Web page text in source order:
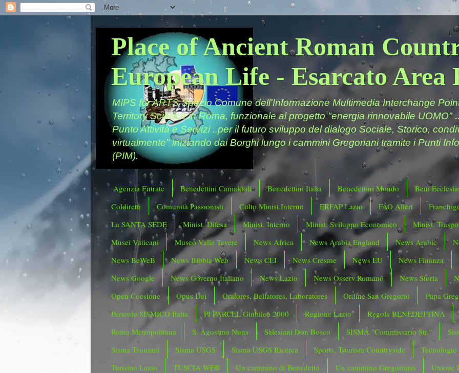
Place of Ancient Roman
European Life - Esarcato Area
MIPS for ARTS Spazio Comune dell'Informazione Multimedia Interchange
Territory Science in Roma, funzionale al progetto "energia rinnovabile UOMO"
Punto Attività e Servizi ..per il futuro sviluppo del dialogo Sociale, Storico,
virtualmente" iniziando dai Borghi lungo i cammini Gregoriani tramite i Punti
(PIM).
Agenzia Entrate Benedettini Camaldoli Benedettini Italia Benedettini Mondo
Beni
Coldiretti
Comunità Passionisti Culto Minist.Interno ERFAP Lazio FAO Allert
La SANTA SEDE
Minist. Difesa Minist. Interno Minist. Sviluppo Economico
Minist.
Musei Vaticani
Museo Valle Tevere News Africa News Arabia England News Arabic
News BeWeB
News Bibbia Web News CEI News Cresme News EU
News Finanza
News Google
News Governo Italiano News Lazio News Osserv.Romano News Storia
Open Coesione
Opus Dei Oratores, Bellatores, Laboratores Ordine San Gregorio
Papa
Pericolo SISMICO Italia
PJ PARCEL Giubileo 2000 Regione Lazio
Regola BENEDETTINA
Roma Metropolitana
S. Agostino Nuns Salesiani Don Bosco SISMA "Commissario Str."
Sisma Tsunami
Sisma USGS Sisma USGS Ricerca Sports, Tourism Countryside
Tecnologie
Turismo Lazio
TUSCIA WEB Un cammino di Benedetto Un cammino Gregoriano
Unione